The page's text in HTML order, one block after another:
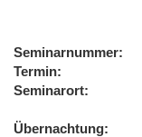
Seminarnummer
Termin
Seminarort
Übernachtung